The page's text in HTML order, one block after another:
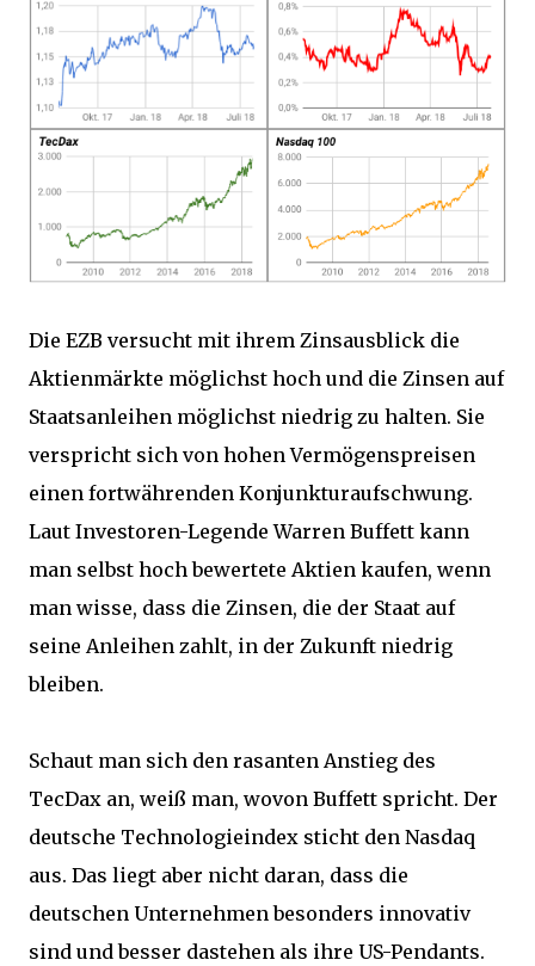
Die EZB versucht mit ihrem Zinsausblick die
Aktienmärkte möglichst hoch und die Zinsen auf
Staatsanleihen möglichst niedrig zu halten. Sie
verspricht sich von hohen Vermögenspreisen
einen fortwährenden Konjunkturaufschwung.
Laut Investoren-Legende Warren Buffett kann
man selbst hoch bewertete Aktien kaufen, wenn
man wisse, dass die Zinsen, die der Staat auf
seine Anleihen zahlt, in der Zukunft niedrig
bleiben.
Schaut man sich den rasanten Anstieg des
TecDax an, weiß man, wovon Buffett spricht. Der
deutsche Technologieindex sticht den Nasdaq
aus. Das liegt aber nicht daran, dass die
deutschen Unternehmen besonders innovativ
sind und besser dastehen als ihre US-Pendants.